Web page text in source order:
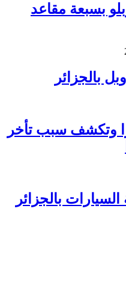
بسبعة مقاعد
بالجزائر
وتكشف سبب تأخر
بالجزائر